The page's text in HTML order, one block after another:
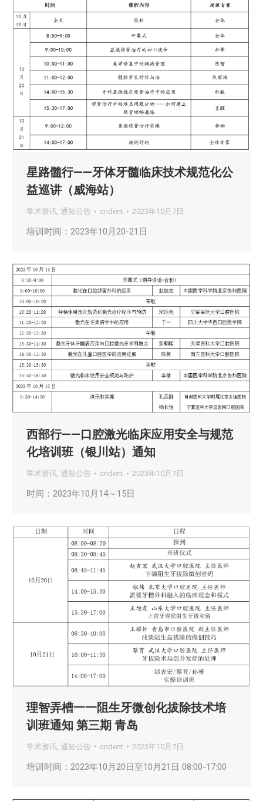
星路髓行——牙体牙髓临床技术规范化公
益巡讲（威海站）
学术资讯, 通知公告 cndent 2023年10月7日
培训时间：2023年10月20-21日
西部行——口腔激光临床应用安全与规范
化培训班（银川站）通知
学术资讯, 通知公告 cndent 2023年10月7日
时间：2023年10月14～15日
理智弄槽一一阻生牙微创化拔除技术培
训班通知 第三期 青岛
学术资讯 通知公告 cndent 2023年10月7日
培训时间：2023年10月20日至10月21日 08:00-17:00